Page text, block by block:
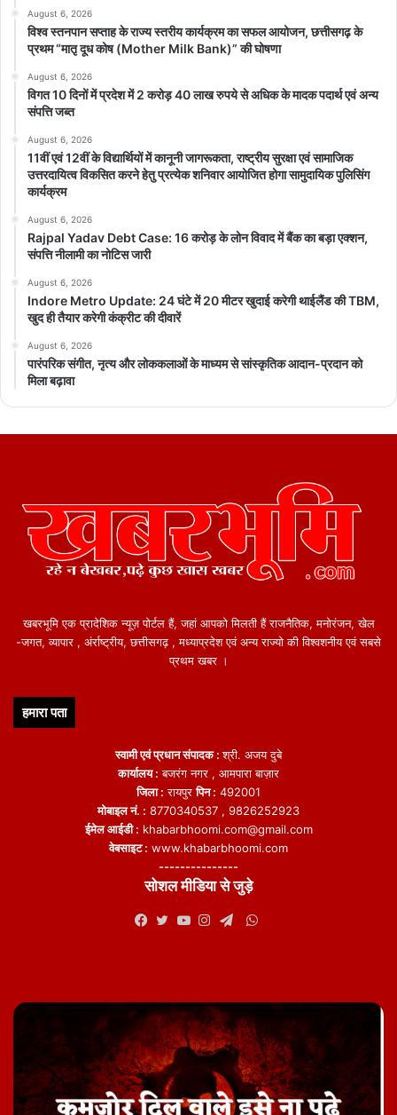
August 6, 2026
विश्व स्तनपान सप्ताह के राज्य स्तरीय कार्यक्रम का सफल आयोजन, छत्तीसगढ़ के
प्रथम “मातृ दूध कोष (Mother Milk Bank)” की घोषणा
August 6, 2026
विगत 10 दिनों में प्रदेश में 2 करोड़ 40 लाख रुपये से अधिक के मादक पदार्थ एवं अन्य
संपत्ति जब्त
August 6, 2026
11वीं एवं 12वीं के विद्यार्थियों में कानूनी जागरूकता, राष्ट्रीय सुरक्षा एवं सामाजिक
उत्तरदायित्व विकसित करने हेतु प्रत्येक शनिवार आयोजित होगा सामुदायिक पुलिसिंग
कार्यक्रम
August 6, 2026
Rajpal Yadav Debt Case: 16 करोड़ के लोन विवाद में बैंक का बड़ा एक्शन,
संपत्ति नीलामी का नोटिस जारी
August 6, 2026
Indore Metro Update: 24 घंटे में 20 मीटर खुदाई करेगी थाईलैंड की TBM,
खुद ही तैयार करेगी कंक्रीट की दीवारें
August 6, 2026
पारंपरिक संगीत, नृत्य और लोककलाओं के माध्यम से सांस्कृतिक आदान-प्रदान को
मिला बढ़ावा
खबरभूमि एक प्रादेशिक न्यूज़ पोर्टल हैं, जहां आपको मिलती हैं राजनैतिक, मनोरंजन, खेल
-जगत, व्यापार , अंर्राष्ट्रीय, छत्तीसगढ़ , मध्याप्रदेश एवं अन्य राज्यो की विश्वशनीय एवं सबसे
प्रथम खबर ।
हमारा पता
स्वामी एवं प्रधान संपादक :श्री. अजय दुबे
कार्यालय : बजरंग नगर , आमपारा बाज़ार
जिला : रायपुरपिन : 492001
मोबाइल नं. : 8770340537 , 9826252923
ईमेल आईडी : khabarbhoomi.com@gmail.com
वेबसाइट : www.khabarbhoomi.com
---------------
सोशल मीडिया से जुड़े
WhatsApp